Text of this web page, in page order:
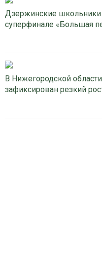
Дзержинские
суперфинале «Большая
В Нижегородской
зафиксирован резкий